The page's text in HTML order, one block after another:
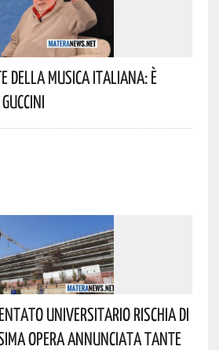
Della Musica Italiana: È
Universitario Rischia Di
Opera Annunciata Tante